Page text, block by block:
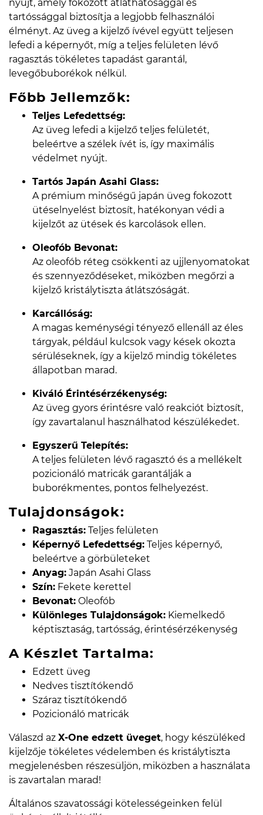
nyújt, amely fokozott átláthatósággal és
tartóssággal biztosítja a legjobb felhasználói
élményt. Az üveg a kijelző ívével együtt teljesen
lefedi a képernyőt, míg a teljes felületen lévő
ragasztás tökéletes tapadást garantál,
levegőbuborékok nélkül.
Főbb Jellemzők:
Teljes Lefedettség:
Az üveg lefedi a kijelző teljes felületét,
beleértve a szélek ívét is, így maximális
védelmet nyújt.
Tartós Japán Asahi Glass:
A prémium minőségű japán üveg fokozott
ütéselnyelést biztosít, hatékonyan védi a
kijelzőt az ütések és karcolások ellen.
Oleofób Bevonat:
Az oleofób réteg csökkenti az ujjlenyomatokat
és szennyeződéseket, miközben megőrzi a
kijelző kristálytiszta átlátszóságát.
Karcállóság:
A magas keménységi tényező ellenáll az éles
tárgyak, például kulcsok vagy kések okozta
sérüléseknek, így a kijelző mindig tökéletes
állapotban marad.
Kiváló Érintésérzékenység:
Az üveg gyors érintésre való reakciót biztosít,
így zavartalanul használhatod készülékedet.
Egyszerű Telepítés:
A teljes felületen lévő ragasztó és a mellékelt
pozicionáló matricák garantálják a
buborékmentes, pontos felhelyezést.
Tulajdonságok:
Ragasztás: Teljes felületen
Képernyő Lefedettség: Teljes képernyő,
beleértve a görbületeket
Anyag: Japán Asahi Glass
Szín: Fekete kerettel
Bevonat: Oleofób
Különleges Tulajdonságok: Kiemelkedő
képtisztaság, tartósság, érintésérzékenység
A Készlet Tartalma:
Edzett üveg
Nedves tisztítókendő
Száraz tisztítókendő
Pozicionáló matricák
Válaszd az X-One edzett üveget, hogy készüléked
kijelzője tökéletes védelemben és kristálytiszta
megjelenésben részesüljön, miközben a használata
is zavartalan marad!
Általános szavatossági kötelességeinken felül